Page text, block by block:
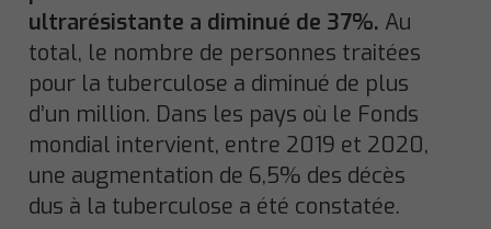
ultrarésistante a diminué de 37%. Au
total, le nombre de personnes traitées
pour la tuberculose a diminué de plus
d’un million. Dans les pays où le Fonds
mondial intervient, entre 2019 et 2020,
une augmentation de 6,5% des décès
dus à la tuberculose a été constatée.